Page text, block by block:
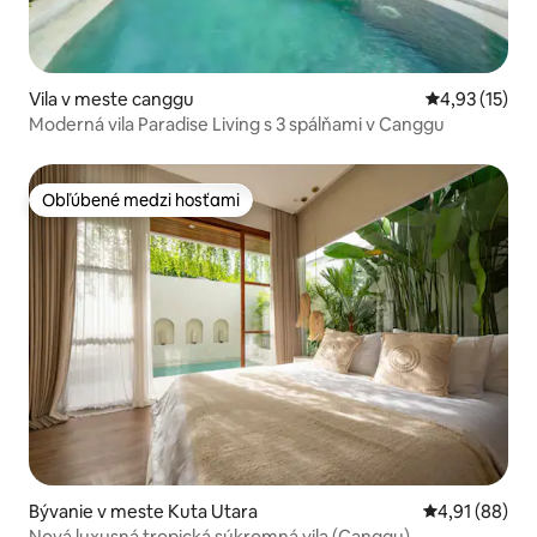
Vila v meste canggu Priemerné
4,93 (15)
Moderná vila Paradise Living s 3 spálňami v Canggu
Obľúbené medzi hosťami
Obľúbené medzi hosťami
Bývanie v meste Kuta Utara Priemerné
4,91 (88)